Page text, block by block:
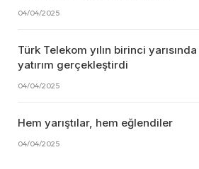
04/04/2025
Türk Telekom yılın birinci
yatırım gerçekleştirdi
04/04/2025
Hem yarıştılar, hem eğlendiler
04/04/2025